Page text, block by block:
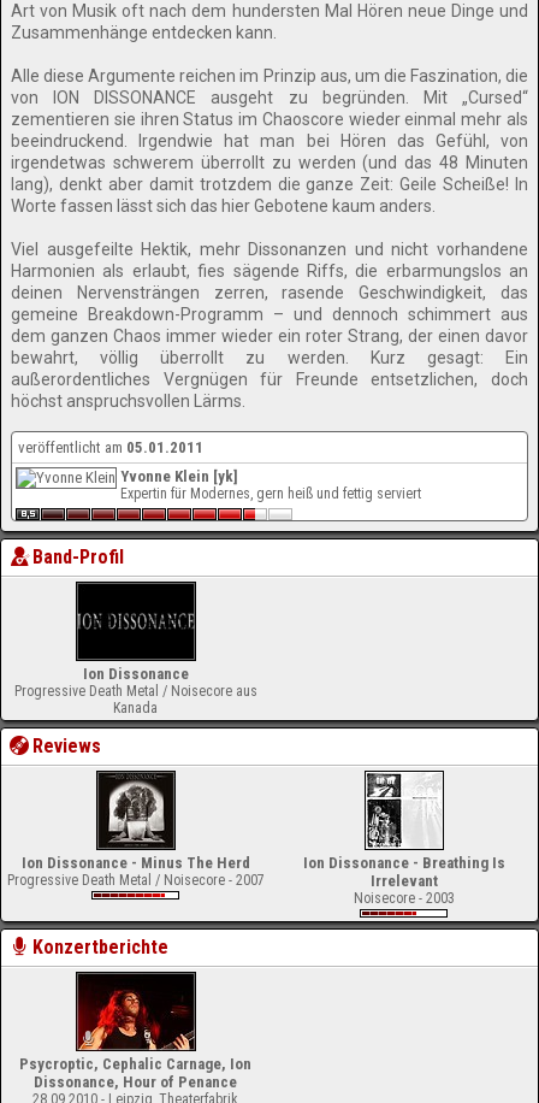
Art von Musik oft nach dem hundersten Mal Hören neue Dinge und
Zusammenhänge entdecken kann.
Alle diese Argumente reichen im Prinzip aus, um die Faszination, die
von ION DISSONANCE ausgeht zu begründen. Mit „Cursed“
zementieren sie ihren Status im Chaoscore wieder einmal mehr als
beeindruckend. Irgendwie hat man bei Hören das Gefühl, von
irgendetwas schwerem überrollt zu werden (und das 48 Minuten
lang), denkt aber damit trotzdem die ganze Zeit: Geile Scheiße! In
Worte fassen lässt sich das hier Gebotene kaum anders.
Viel ausgefeilte Hektik, mehr Dissonanzen und nicht vorhandene
Harmonien als erlaubt, fies sägende Riffs, die erbarmungslos an
deinen Nervensträngen zerren, rasende Geschwindigkeit, das
gemeine Breakdown-Programm – und dennoch schimmert aus
dem ganzen Chaos immer wieder ein roter Strang, der einen davor
bewahrt, völlig überrollt zu werden. Kurz gesagt: Ein
außerordentliches Vergnügen für Freunde entsetzlichen, doch
höchst anspruchsvollen Lärms.
veröffentlicht am 05.01.2011
Yvonne Klein [yk]
Expertin für Modernes, gern heiß und fettig serviert
Band-Profil
Ion Dissonance
Progressive Death Metal / Noisecore aus
Kanada
Reviews
Ion Dissonance - Minus The Herd
Progressive Death Metal / Noisecore - 2007
Ion Dissonance - Breathing Is
Irrelevant
Noisecore - 2003
Konzertberichte
Psycroptic, Cephalic Carnage, Ion
Dissonance, Hour of Penance
28.09.2010 - Leipzig, Theaterfabrik